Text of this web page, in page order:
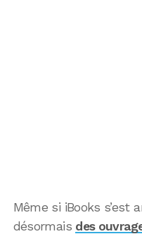
Même si iBooks s’est
désormais des